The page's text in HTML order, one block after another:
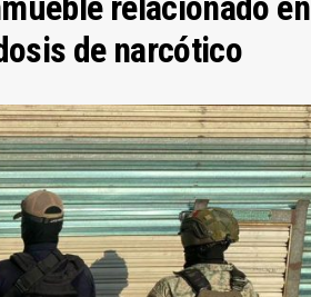
de narcótico